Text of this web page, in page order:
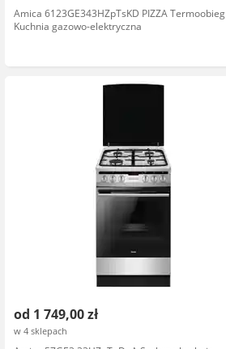
Amica 6123GE343HZpTsKD PIZZA Termoobieg
Kuchnia gazowo-elektryczna
od 1 749,00 zł
w 4 sklepach